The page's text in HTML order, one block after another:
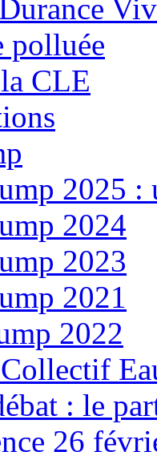
polluée
CLE
2025 :
2024
2023
2021
2022
: le
26